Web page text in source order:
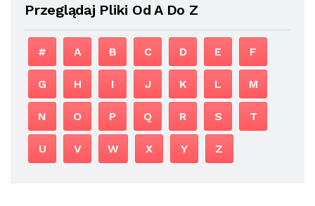
Przeglądaj Pliki Od A Do Z
# A B C D E F
G H I J K L M
N O P Q R S T
U V W X Y Z